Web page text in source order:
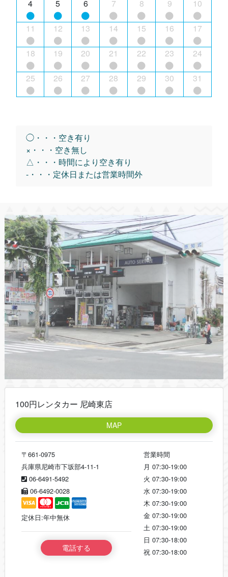
4 5 6 7 8 9 10
11 12 13 14 15 16 17
18 19 20 21 22 23 24
25 26 27 28 29 30 31
◯・・・空き有り
×・・・空き無し
△・・・時間により空き有り
-・・・定休日または営業時間外
100円レンタカー 尼崎東店
MAP
〒661-0975
兵庫県尼崎市下坂部4-11-1
06-6491-5492
06-6492-0028
定休日:年中無休
電話する
営業時間
月 07:30-19:00
火 07:30-19:00
水 07:30-19:00
木 07:30-19:00
金 07:30-19:00
土 07:30-19:00
日 07:30-18:00
祝 07:30-18:00